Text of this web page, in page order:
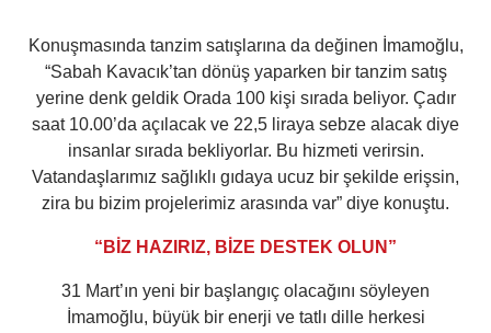
Konuşmasında tanzim satışlarına da değinen İmamoğlu,
“Sabah Kavacık’tan dönüş yaparken bir tanzim satış
yerine denk geldik Orada 100 kişi sırada beliyor. Çadır
saat 10.00’da açılacak ve 22,5 liraya sebze alacak diye
insanlar sırada bekliyorlar. Bu hizmeti verirsin.
Vatandaşlarımız sağlıklı gıdaya ucuz bir şekilde erişsin,
zira bu bizim projelerimiz arasında var” diye konuştu.
“BİZ HAZIRIZ, BİZE DESTEK OLUN”
31 Mart’ın yeni bir başlangıç olacağını söyleyen
İmamoğlu, büyük bir enerji ve tatlı dille herkesi